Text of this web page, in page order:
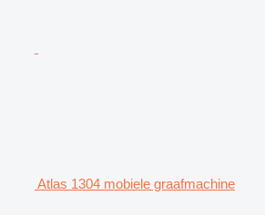
Atlas 1304 mobiele graafmachine